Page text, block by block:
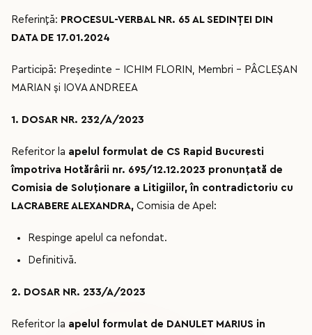
Referință: PROCESUL-VERBAL NR. 65 AL SEDINȚEI DIN
DATA DE 17.01.2024
Participă: Președinte – ICHIM FLORIN, Membri – PÂCLEȘAN
MARIAN și IOVA ANDREEA
1. DOSAR NR. 232/A/2023
Referitor la apelul formulat de CS Rapid Bucuresti
împotriva Hotărârii nr. 695/12.12.2023 pronunțată de
Comisia de Soluționare a Litigiilor, în contradictoriu cu
LACRABERE ALEXANDRA, Comisia de Apel:
Respinge apelul ca nefondat.
Definitivă.
2. DOSAR NR. 233/A/2023
Referitor la apelul formulat de DANULET MARIUS in